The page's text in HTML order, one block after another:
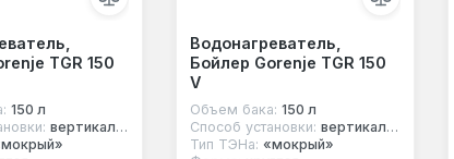
TGR 150
150 л
вертикальный
Водонагреватель,
Бойлер Gorenje TGR 150
V
Объем бака: 150 л
Способ установки: вертикальный
Тип ТЭНа: «мокрый»